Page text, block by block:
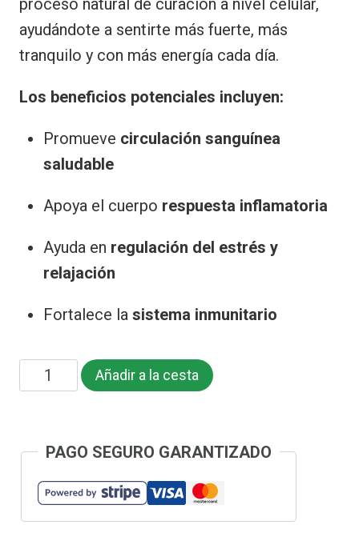
ayudándote a sentirte más fuerte, más
tranquilo y con más energía cada día.
Los beneficios potenciales incluyen:
Promueve circulación sanguínea
saludable
Apoya el cuerpo respuesta inflamatoria
Ayuda en regulación del estrés y
relajación
Fortalece la sistema inmunitario
Cantidad
OlyLife
THz
P90
Therapy
Añadir a la cesta
PAGO SEGURO GARANTIZADO